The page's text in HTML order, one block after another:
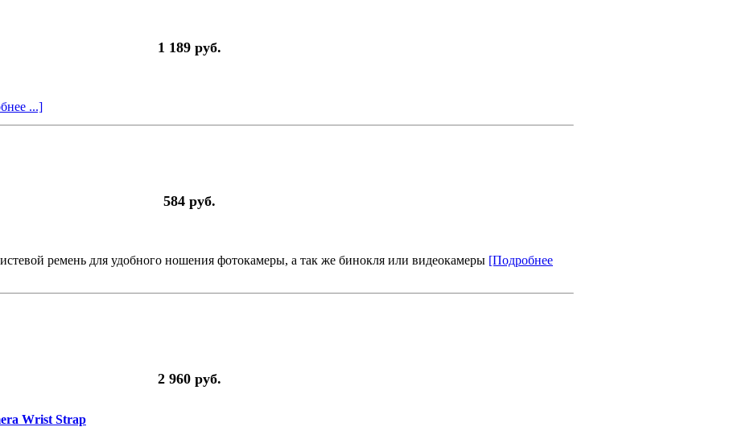
1 189 руб.
...]
584 руб.
ремень для удобного ношения фотокамеры, а так же бинокля или видеокамеры [Подробнее
2 960 руб.
Wrist Strap